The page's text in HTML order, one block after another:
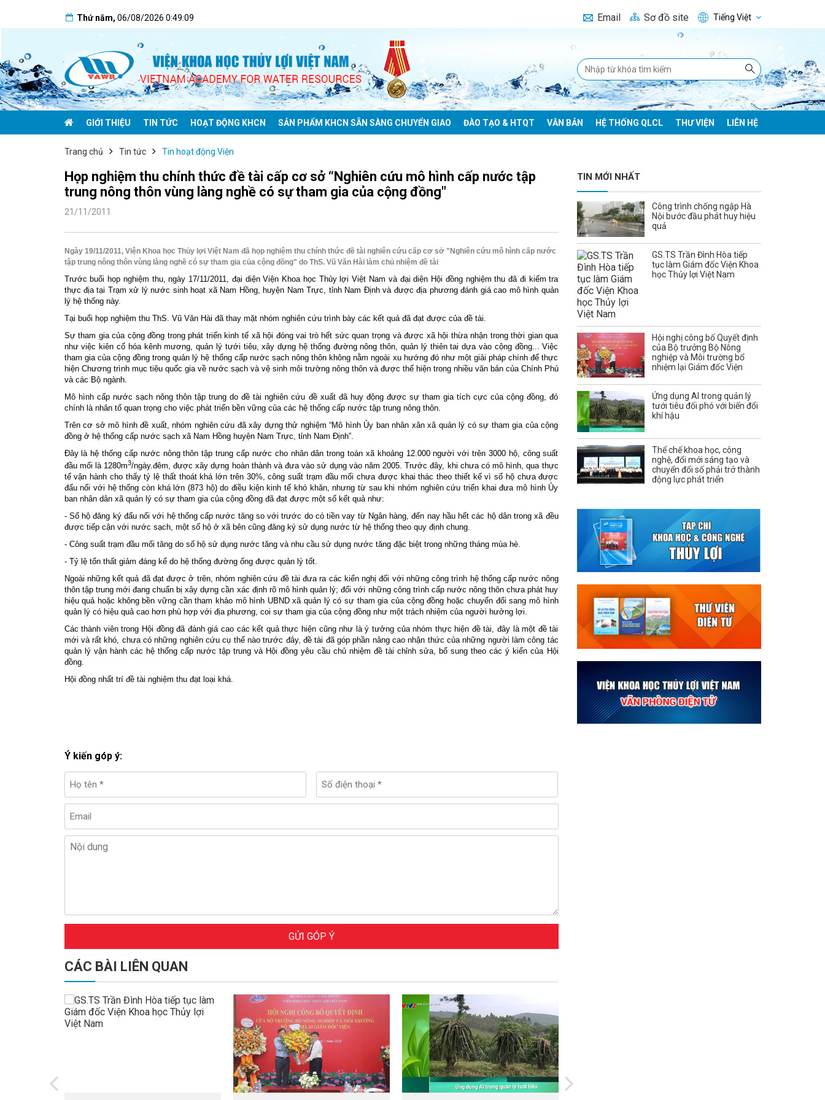
Thứ năm, 06/08/2026 0:49:10 Email Sơ đồ site Tiếng Việt
GIỚI THIỆU TIN TỨC HOẠT ĐỘNG KHCN SẢN PHẨM KHCN SẴN SÀNG CHUYỂN GIAO ĐÀO TẠO & HTQT VĂN BẢN HỆ THỐNG QLCL THƯ VIỆN LIÊN HỆ
Trang chủ Tin tức Tin hoạt động Viện
Họp nghiệm thu chính thức đề tài cấp cơ sở “Nghiên cứu mô hình cấp nước tập
trung nông thôn vùng làng nghề có sự tham gia của cộng đồng"
21/11/2011
Ngày 19/11/2011, Viện Khoa học Thủy lợi Việt Nam đã họp nghiệm thu chính thức đề tài nghiên cứu cấp cơ sở "Nghiên cứu mô hình cấp nước
tập trung nông thôn vùng làng nghề có sự tham gia của cộng đồng" do ThS. Vũ Văn Hài làm chủ nhiệm đề tài
Trước buổi họp nghiệm thu, ngày 17/11/2011, đại diện Viện Khoa học Thủy lợi Việt Nam và đại diện Hội đồng nghiệm thu đã đi kiểm tra
thực địa tại Trạm xử lý nước sinh hoạt xã Nam Hồng, huyện Nam Trực, tỉnh Nam Định và được địa phương đánh giá cao mô hình quản
lý hệ thống này.
Tại buổi họp nghiệm thu ThS. Vũ Văn Hài đã thay mặt nhóm nghiên cứu trình bày các kết quả đã đạt được của đề tài.
Sự tham gia của cộng đồng trong phát triển kinh tế xã hội đóng vai trò hết sức quan trọng và được xã hội thừa nhận trong thời gian qua
như việc kiên cố hóa kênh mương, quản lý tưới tiêu, xây dựng hệ thống đường nông thôn, quản lý thiên tai dựa vào cộng đồng... Việc
tham gia của cộng đồng trong quản lý hệ thống cấp nước sạch nông thôn không nằm ngoài xu hướng đó như một giải pháp chính để thực
hiện Chương trình mục tiêu quốc gia về nước sạch và vệ sinh môi trường nông thôn và được thể hiện trong nhiều văn bản của Chính Phủ
và các Bộ ngành.
Mô hình cấp nước sạch nông thôn tập trung do đề tài nghiên cứu đề xuất đã huy động được sự tham gia tích cực của cộng đồng, đó
chính là nhân tố quan trọng cho việc phát triển bền vững của các hệ thống cấp nước tập trung nông thôn.
Trên cơ sở mô hình đề xuất, nhóm nghiên cứu đã xây dựng thử nghiệm “Mô hình Ủy ban nhân xân xã quản lý có sự tham gia của cộng
đồng ở hệ thống cấp nước sạch xã Nam Hồng huyện Nam Trực, tỉnh Nam Định”.
Đây là hệ thống cấp nước nông thôn tập trung cấp nước cho nhân dân trong toàn xã khoảng 12.000 người với trên 3000 hộ, công suất
đầu mối là 1280m3/ngày.đêm, được xây dựng hoàn thành và đưa vào sử dụng vào năm 2005. Trước đây, khi chưa có mô hình, qua thực
tế vận hành cho thấy tỷ lệ thất thoát khá lớn trên 30%, công suất trạm đầu mối chưa được khai thác theo thiết kế vì số hộ chưa được
đấu nối với hệ thống còn khá lớn (873 hộ) do điều kiện kinh tế khó khăn, nhưng từ sau khi nhóm nghiên cứu triển khai đưa mô hình Ủy
ban nhân dân xã quản lý có sự tham gia của cộng đồng đã đạt được một số kết quả như:
- Số hộ đăng ký đấu nối với hệ thống cấp nước tăng so với trước do có tiền vay từ Ngân hàng, đến nay hầu hết các hộ dân trong xã đều
được tiếp cận với nước sạch, một số hộ ở xã bên cũng đăng ký sử dụng nước từ hệ thống theo quy định chung.
- Công suất trạm đầu mối tăng do số hộ sử dụng nước tăng và nhu cầu sử dụng nước tăng đặc biệt trong những tháng mùa hè.
- Tỷ lệ tổn thất giảm đáng kể do hệ thống đường ống được quản lý tốt.
Ngoài những kết quả đã đạt được ở trên, nhóm nghiên cứu đề tài đưa ra các kiến nghị đối với những công trình hệ thống cấp nước nông
thôn tập trung mới đang chuẩn bị xây dựng cần xác định rõ mô hình quản lý; đối với những công trình cấp nước nông thôn chưa phát huy
hiệu quả hoặc không bền vững cần tham khảo mô hình UBND xã quản lý có sự tham gia của cộng đồng hoặc chuyển đổi sang mô hình
quản lý có hiệu quả cao hơn phù hợp với địa phương, coi sự tham gia của cộng đồng như một trách nhiệm của người hưởng lợi.
Các thành viên trong Hội đồng đã đánh giá cao các kết quả thực hiện cũng như là ý tưởng của nhóm thực hiện đề tài, đây là một đề tài
mới và rất khó, chưa có những nghiên cứu cụ thể nào trước đây, đề tài đã góp phần nâng cao nhận thức của những người làm công tác
quản lý vận hành các hệ thống cấp nước tập trung và Hội đồng yêu cầu chủ nhiệm đề tài chỉnh sửa, bổ sung theo các ý kiến của Hội
đồng.
Hội đồng nhất trí đề tài nghiệm thu đạt loại khá.
Ý kiến góp ý:
GỬI GÓP Ý
CÁC BÀI LIÊN QUAN
TIN MỚI NHẤT
Công trình chống ngập Hà
Nội bước đầu phát huy hiệu
quả
GS.TS Trần Đình Hòa tiếp
tục làm Giám đốc Viện Khoa
học Thủy lợi Việt Nam
Hội nghị công bố Quyết định
của Bộ trưởng Bộ Nông
nghiệp và Môi trường bổ
nhiệm lại Giám đốc Viện
Ứng dụng AI trong quản lý
tưới tiêu đối phó với biến đổi
khí hậu
Thể chế khoa học, công
nghệ, đổi mới sáng tạo và
chuyển đổi số phải trở thành
động lực phát triển